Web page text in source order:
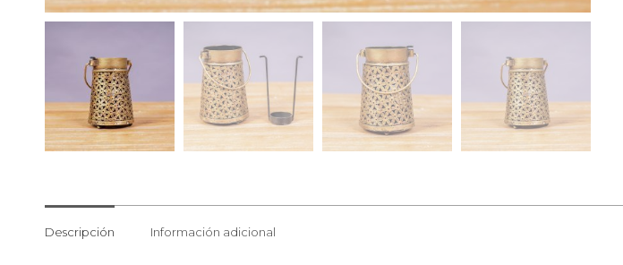
Descripción Información adicional